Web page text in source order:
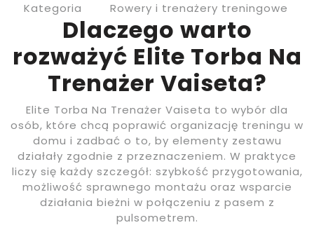
Kategoria
Rowery i trenażery treningowe
Dlaczego warto
rozważyć Elite Torba Na
Trenażer Vaiseta?
Elite Torba Na Trenażer Vaiseta to wybór dla
osób, które chcą poprawić organizację treningu w
domu i zadbać o to, by elementy zestawu
działały zgodnie z przeznaczeniem. W praktyce
liczy się każdy szczegół: szybkość przygotowania,
możliwość sprawnego montażu oraz wsparcie
działania bieżni w połączeniu z pasem z
pulsometrem.